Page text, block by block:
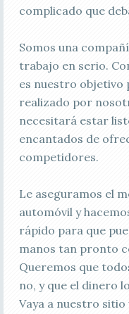
complicado que
Somos una
trabajo en serio.
es nuestro objetivo
realizado por
necesitará estar
encantados de
competidores.
Le aseguramos el
automóvil y
rápido para que
manos tan pronto
Queremos que
no, y que el dinero
Vaya a nuestro